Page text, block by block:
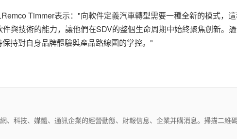
Timmer表示："向軟件定義汽車轉型需要一種全新的模式，
與技術的能力，讓他們在SDV的整個生命周期中始終聚焦創新。
持對自身品牌體驗與產品路線圖的掌控。"
、科技、媒體、通訊企業的經營動態、財報信息、企業并購消息。掃描二維碼